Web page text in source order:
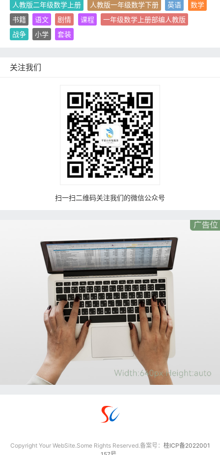
人教版二年级数学上册
人教版一年级数学下册 英语
数学
书籍
语文 剧情 课程
一年级数学上册部编人教版
战争
小学 套装
关注我们
扫一扫二维码关注我们的微信公众号
Copyright Your WebSite.Some Rights Reserved.备案号： 桂ICP备2022001